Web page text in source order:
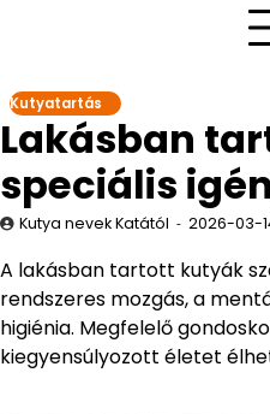
Kutyatartás
Lakásban
speciális
Kutya nevek Katától 2026-03-
A lakásban tartott kutyák
rendszeres mozgás, a
higiénia. Megfelelő
kiegyensúlyozott életet